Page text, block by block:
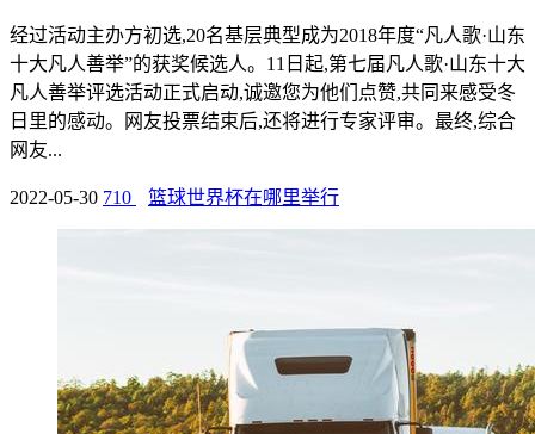
经过活动主办方初选,20名基层典型成为2018年度“凡人歌·山东
十大凡人善举”的获奖候选人。11日起,第七届凡人歌·山东十大
凡人善举评选活动正式启动,诚邀您为他们点赞,共同来感受冬
日里的感动。网友投票结束后,还将进行专家评审。最终,综合
网友...
2022-05-30 710 篮球世界杯在哪里举行